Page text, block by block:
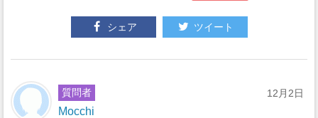
シェア ツイート
質問者
Mocchi
12月2日